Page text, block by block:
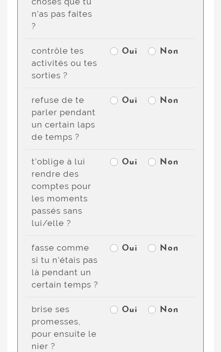
n’as pas faites
?
contrôle tes
activités ou tes
sorties ?
Oui Non
refuse de te
parler pendant
un certain laps
de temps ?
Oui Non
t’oblige à lui
rendre des
comptes pour
les moments
passés sans
lui/elle ?
Oui Non
fasse comme
si tu n’étais pas
là pendant un
certain temps ?
Oui Non
brise ses
promesses,
pour ensuite le
nier ?
Oui Non